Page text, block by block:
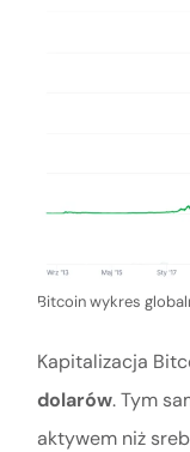
Bitcoin wykres
Kapitalizacja
dolarów. Tym
aktywem niż